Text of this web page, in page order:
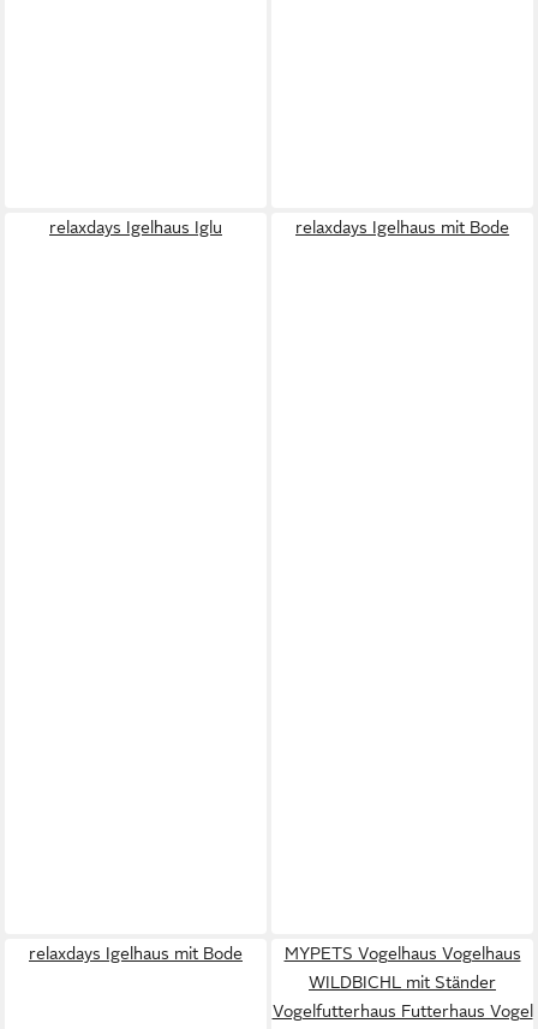
relaxdays Igelhaus Iglu relaxdays Igelhaus mit Bode
relaxdays Igelhaus mit Bode
MYPETS Vogelhaus Vogelhaus
WILDBICHL mit Ständer
Vogelfutterhaus Futterhaus Vogel